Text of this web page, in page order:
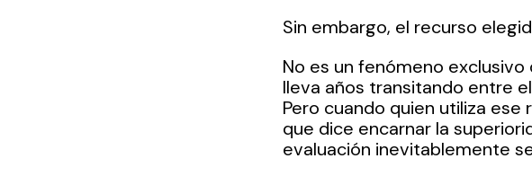
Sin embargo, el recurso
No es un fenómeno
lleva años transitando entre
Pero cuando quien utiliza
que dice encarnar la
evaluación inevitablemente